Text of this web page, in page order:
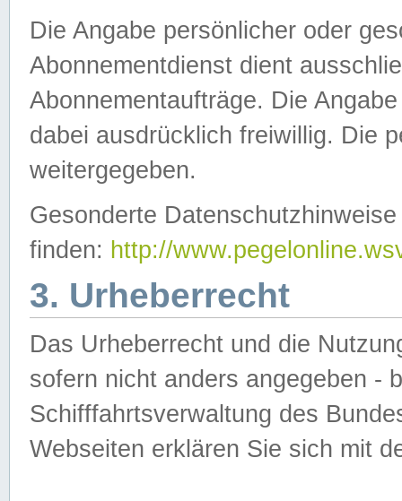
Die Angabe persönlicher oder
Abonnementdienst dient
Abonnementaufträge. Die
dabei ausdrücklich freiwillig. Die
weitergegeben.
Gesonderte
finden: http://
3. Urheberrecht
Das Urheberrecht und die
sofern nicht anders angegeben -
Schifffahrtsverwaltung des
Webseiten erklären Sie sich mit